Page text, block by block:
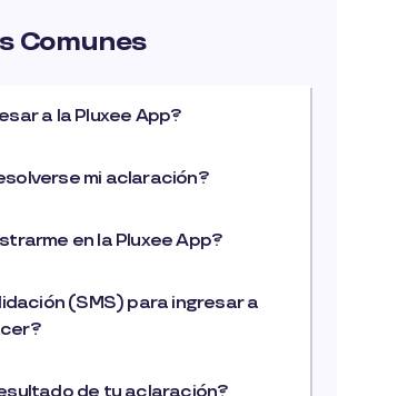
Comunes
a la Pluxee App?
mi aclaración?
en la Pluxee App?
(SMS) para ingresar a